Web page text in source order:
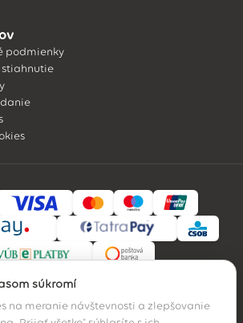
podmienky
stiahnutie
súkromí
na meranie návštevnosti a zlepšovanie